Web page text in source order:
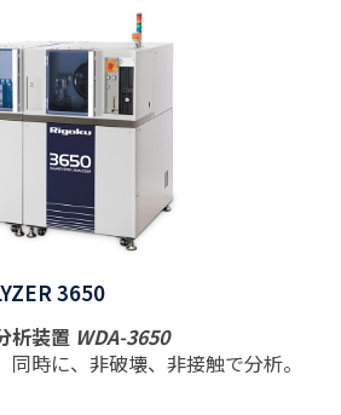
3650
析装置 WDA-3650
時に、非破壊、非接触で分析。